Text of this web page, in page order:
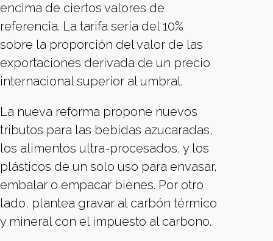
encima de ciertos valores de
referencia. La tarifa sería del 10%
sobre la proporción del valor de las
exportaciones derivada de un precio
internacional superior al umbral.
La nueva reforma propone nuevos
tributos para las bebidas azucaradas,
los alimentos ultra-procesados, y los
plásticos de un solo uso para envasar,
embalar o empacar bienes. Por otro
lado, plantea gravar al carbón térmico
y mineral con el impuesto al carbono.